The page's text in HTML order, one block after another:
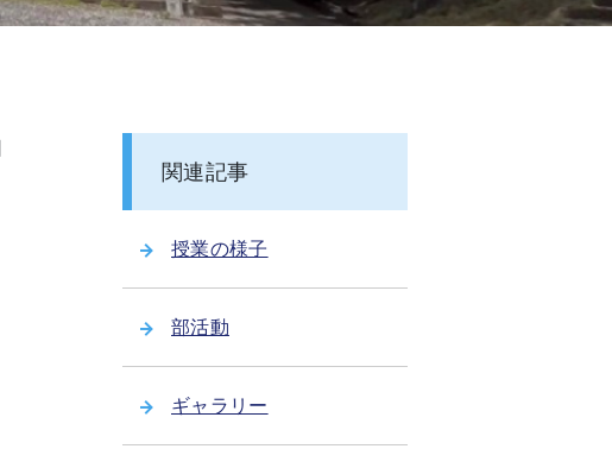
関連記事
授業の様子
部活動
ギャラリー